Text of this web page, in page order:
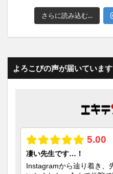
さらに読み込む...
よろこびの声が届いています